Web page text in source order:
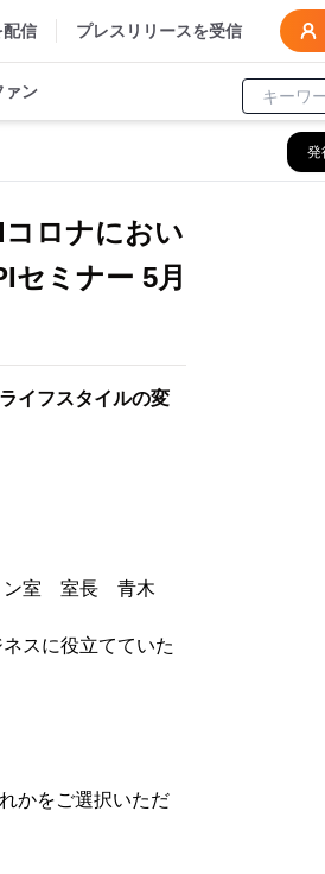
配信 プレスリリースを受信
ァン
発
ロナにおい
セミナー 5月
イフスタイルの変
ョン室 室長 青木
スに役立てていた
かをご選択いただ